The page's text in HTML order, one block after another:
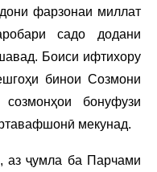
фарзонаи миллат
садо додани
Боиси ифтихору
бинои Созмони
бонуфузи
мекунад.
аз ҷумла ба Парчами